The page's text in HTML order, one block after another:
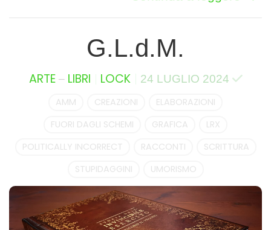
G.L.d.M.
ARTE– LIBRI LOCK 24 LUGLIO 2024
AMM CREAZIONI
ELABORAZIONI
FUORI DAGLI SCHEMI
GRAFICA
LRX
POLITICALLY INCORRECT
RACCONTI
SCRITTURA
STUPIDAGGINI
UMORISMO